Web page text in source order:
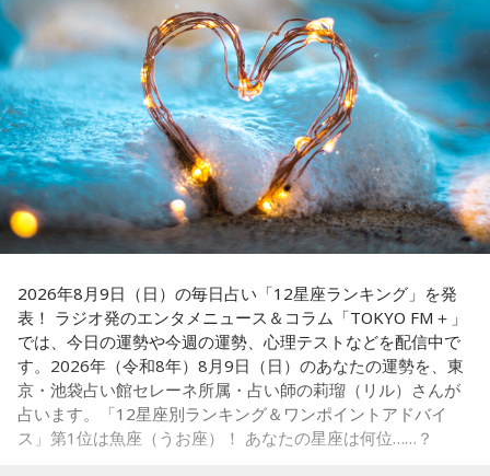
天使も悪魔も、どちらもあなたの一部。自分の中の両方を知
っておくことが、いざという時の本当の強さになるのかもし
れません。
■監修者プロフィール：蝶ちょ（ちょうちょ）
池袋占い館セレーネ所属。電話占いメルにも出演。第六感で
人の想いを捉える羅針盤ヒーラー。霊感タロット、四柱推
命、宿曜占星術でオーダーメイドの鑑定を手掛ける。転職、
結婚、離別など多くの経験から、今どう動くべきか悩む人に
Webサイト：https://selene-uranai.com/
YouTube： https://www.youtube.com/@ataru-uranai
ペナントレースも終盤に差し掛かり、古巣・ヤクルトにとっ
て勝負の夏となる神宮球場の一戦での髙津氏ならではの視点
に注目が集まる。
『ニッポン放送ショウアップナイター』では、今後も60周年
のアニバーサリーイヤーにふさわしい球界のレジェンドたち
がスペシャルゲスト解説者として登場する。さらに、リスナ
ーにとって嬉しい夏の味覚や現金が当たるプレゼント企画も
実施する。
■髙津臣吾 コメント
「ショウアップナイター」をお聴きの皆さま、ご無沙汰して
2026年8月9日（日）の毎日占い「12星座ランキング」を発
表！ ラジオ発のエンタメニュース＆コラム「TOKYO FM＋」
では、今日の運勢や今週の運勢、心理テストなどを配信中で
す。2026年（令和8年）8月9日（日）のあなたの運勢を、東
京・池袋占い館セレーネ所属・占い師の莉瑠（リル）さんが
占います。「12星座別ランキング＆ワンポイントアドバイ
ス」第1位は魚座（うお座）！ あなたの星座は何位……？